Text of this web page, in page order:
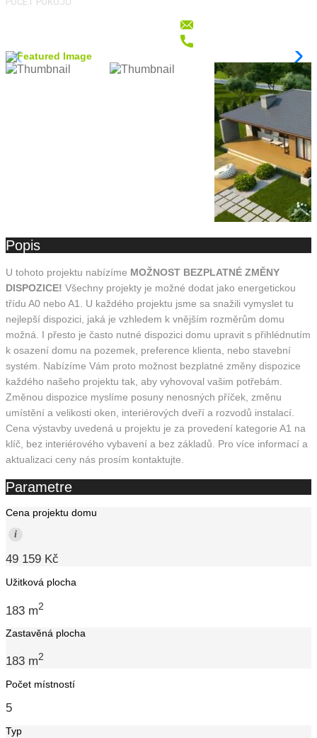
Popis
U tohoto projektu nabízíme MOŽNOST BEZPLATNÉ ZMĚNY
DISPOZICE! Všechny projekty je možné dodat jako energetickou
třídu A0 nebo A1. U každého projektu jsme sa snažili vymyslet tu
nejlepší dispozici, jaká je vzhledem k vnějším rozměrům domu
možná. I přesto je často nutné dispozici domu upravit s přihlédnutím
k osazení domu na pozemek, preference klienta, nebo stavební
systém. Nabízíme Vám proto možnost bezplatné změny dispozice
každého našeho projektu tak, aby vyhovoval vašim potřebám.
Změnou dispozice myslíme posuny nenosných příček, změnu
umístění a velikosti oken, interiérových dveří a rozvodů instalací.
Cena výstavby uvedená u projektu je za provedení kategorie A1 na
klíč, bez interiérového vybavení a bez základů. Pro více informací a
aktualizaci ceny nás prosím kontaktujte.
Parametre
Cena projektu domu
i
49 159 Kč
Užitková plocha
183 m2
Zastavěná plocha
183 m2
Počet místností
5
Typ